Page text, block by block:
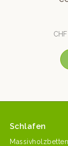
CHF
Schlafen
Massivholzbetten